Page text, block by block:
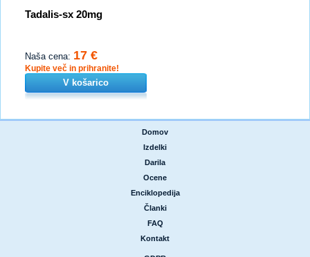
Tadalis-sx 20mg
Naša cena: 17 €
Kupite več in prihranite!
V košarico
Domov
Izdelki
Darila
Ocene
Enciklopedija
Članki
FAQ
Kontakt